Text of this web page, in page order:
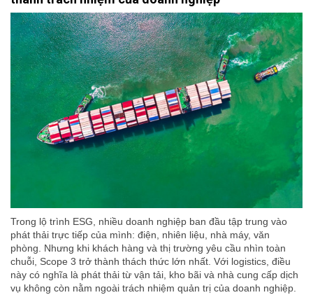
Trong lộ trình ESG, nhiều doanh nghiệp ban đầu tập trung vào
phát thải trực tiếp của mình: điện, nhiên liệu, nhà máy, văn
phòng. Nhưng khi khách hàng và thị trường yêu cầu nhìn toàn
chuỗi, Scope 3 trở thành thách thức lớn nhất. Với logistics, điều
này có nghĩa là phát thải từ vận tải, kho bãi và nhà cung cấp dịch
vụ không còn nằm ngoài trách nhiệm quản trị của doanh nghiệp.